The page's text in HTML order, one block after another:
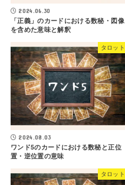
2024.06.30
「正義」のカードにおける数秘・図像
を含めた意味と解釈
タロット
2024.08.03
ワンド5のカードにおける数秘と正位
置・逆位置の意味
タロット